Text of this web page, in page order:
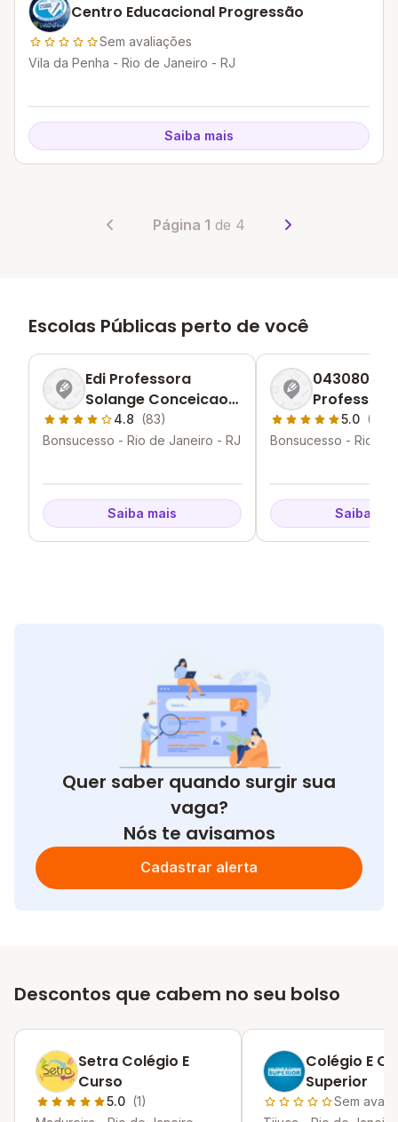
Centro Educacional Progressão
Sem avaliações
Vila da Penha - Rio de Janeiro - RJ
Saiba mais
Página 1 de 4
Escolas Públicas perto de você
Edi Professora
Solange Conceicao
Tricarico
4.8 (83)
Bonsucesso - Rio de Janeiro - RJ
Saiba mais
0430802
Faria De
5.0 (13)
Bonsucesso - Rio de
Saiba
Quer saber quando surgir sua
vaga?
Nós te avisamos
Cadastrar alerta
Descontos que cabem no seu bolso
Setra Colégio E
Curso
5.0 (1)
Colégio E
Superior
Sem